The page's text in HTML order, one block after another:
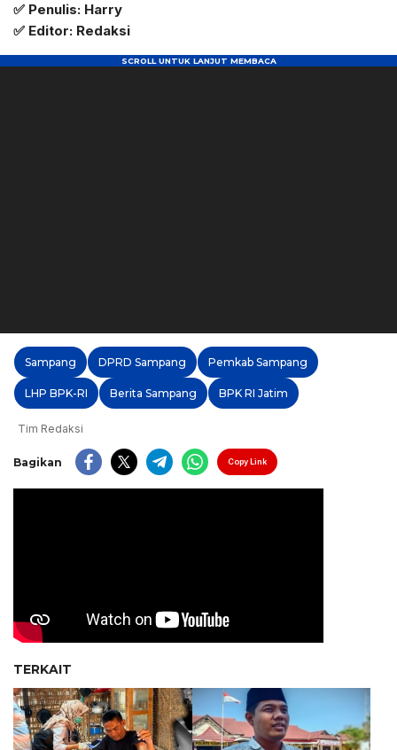
✅ Penulis: Harry
✅ Editor: Redaksi
Sampang DPRD Sampang Pemkab Sampang
LHP BPK-RI Berita Sampang BPK RI Jatim
Tim Redaksi
Bagikan Copy Link
TERKAIT